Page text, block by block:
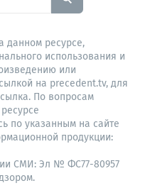
данном ресурсе,
использования и
или
на precedent.tv, для
По вопросам
по указанным на сайте
продукции:
СМИ: Эл № ФС77-80957